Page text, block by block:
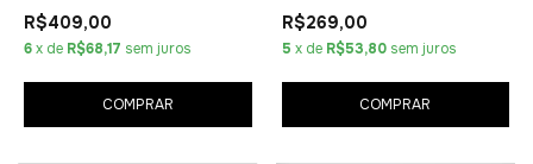
R$409,00
6x de R$68,17 sem juros
COMPRAR
R$269,00
5 x de R$53,80 sem juros
COMPRAR